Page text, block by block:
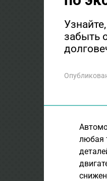
забыть
любая